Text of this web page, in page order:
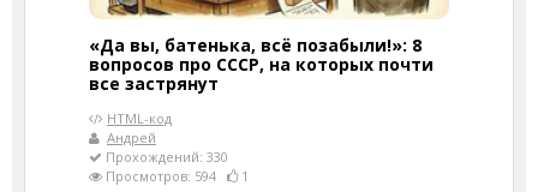
«Да вы, батенька, всё позабыли!»: 8
вопросов про СССР, на которых почти
все застрянут
HTML-код
Андрей
Прохождений: 330
Просмотров: 594
1